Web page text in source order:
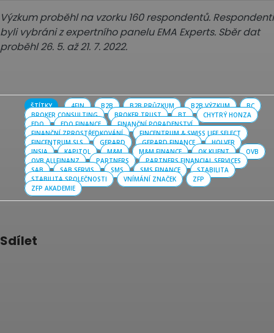
Výzkum proběhl na vzorku 160 respondentů. Respondenti
byli vybráni z expertního panelu EMA Experts. Sběr dat
proběhl 26. 5. až 21. 7. 2022.
ŠTÍTKY 4FIN B2B B2B PRŮZKUM B2B VÝZKUM
BC
BROKER CONSULTING
BROKER TRUST BT
CHYTRÝ HONZA
EDO
EDO FINANCE
FINANČNÍ PORADENSTVÍ
FINANČNÍ ZPROSTŘEDKOVÁNÍ
FINCENTRUM & SWISS LIFE SELECT
FINCENTRUM SLS
GEPARD GEPARD FINANCE
HOLVER
INSIA
KAPITOL M&M M&M FINANCE OK KLIENT
OVB
OVB ALLFINANZ
PARTNERS
PARTNERS FINANCIAL SERVICES
SAB
SAB SERVIS SMS SMS FINANCE
STABILITA
STABILITA SPOLEČNOSTI
VNÍMÁNÍ ZNAČEK
ZFP
ZFP AKADEMIE
Sdílet